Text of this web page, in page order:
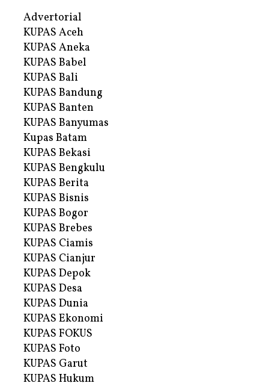
Advertorial
KUPAS Aceh
KUPAS Aneka
KUPAS Babel
KUPAS Bali
KUPAS Bandung
KUPAS Banten
KUPAS Banyumas
Kupas Batam
KUPAS Bekasi
KUPAS Bengkulu
KUPAS Berita
KUPAS Bisnis
KUPAS Bogor
KUPAS Brebes
KUPAS Ciamis
KUPAS Cianjur
KUPAS Depok
KUPAS Desa
KUPAS Dunia
KUPAS Ekonomi
KUPAS FOKUS
KUPAS Foto
KUPAS Garut
KUPAS Hukum